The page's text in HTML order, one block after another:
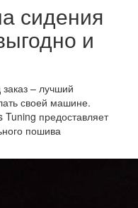
сидения
и
– лучший
своей машине.
предоставляет
пошива